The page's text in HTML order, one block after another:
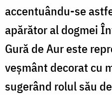
accentuându-se
apărător al dogmei
Gură de Aur este
veșmânt decorat cu
sugerând rolul său